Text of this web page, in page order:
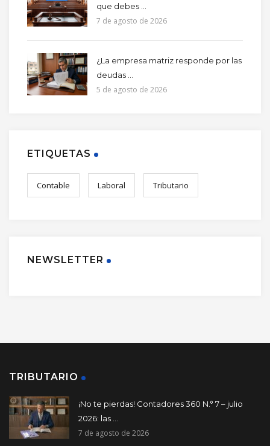
que debes ...
7 de agosto de 2026
¿La empresa matriz responde por las
deudas ...
5 de agosto de 2026
ETIQUETAS
Contable Laboral Tributario
NEWSLETTER
TRIBUTARIO
¡No te pierdas! Contadores 360 N.° 7 – julio
2026: las ...
7 de agosto de 2026